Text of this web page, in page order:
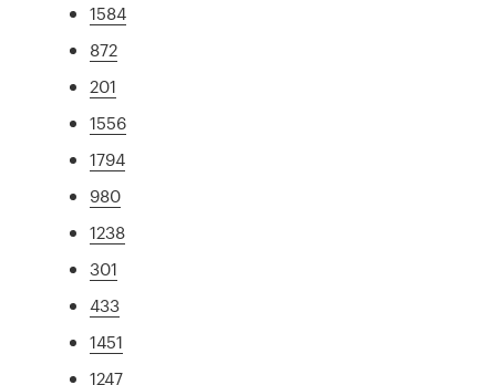
1584
872
201
1556
1794
980
1238
301
433
1451
1247